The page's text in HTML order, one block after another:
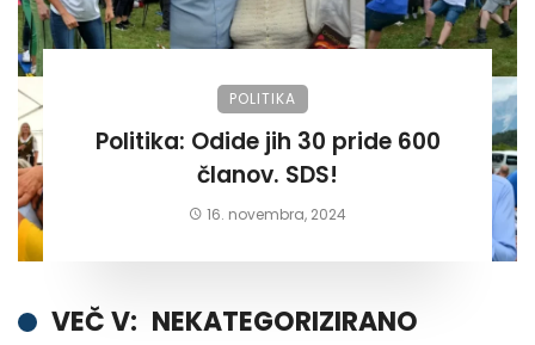
POLITIKA
Politika: Odide jih 30 pride 600
članov. SDS!
16. novembra, 2024
VEČ V: NEKATEGORIZIRANO